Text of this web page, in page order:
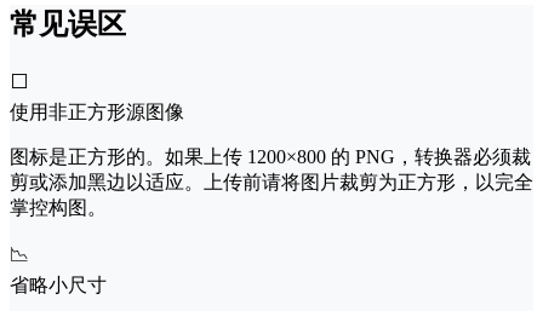
常见误区
⬜
使用非正方形源图像
图标是正方形的。如果上传 1200×800 的 PNG，转换器必须裁
剪或添加黑边以适应。上传前请将图片裁剪为正方形，以完全
掌控构图。
📉
省略小尺寸